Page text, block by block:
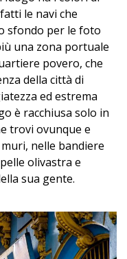
le navi che
sfondo per le foto
una zona portuale
povero, che
della città di
ed estrema
è racchiusa solo in
trovi ovunque e
nelle bandiere
olivastra e
sua gente.